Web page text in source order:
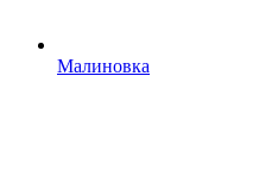
Малиновка